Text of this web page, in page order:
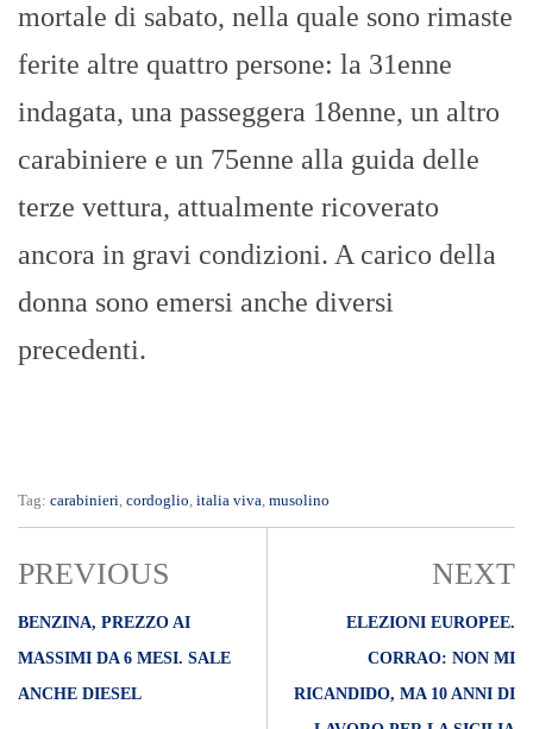
mortale di sabato, nella quale sono rimaste
ferite altre quattro persone: la 31enne
indagata, una passeggera 18enne, un altro
carabiniere e un 75enne alla guida delle
terze vettura, attualmente ricoverato
ancora in gravi condizioni. A carico della
donna sono emersi anche diversi
precedenti.
Tag: carabinieri, cordoglio, italia viva, musolino
PREVIOUS
BENZINA, PREZZO AI
MASSIMI DA 6 MESI. SALE
ANCHE DIESEL
NEXT
ELEZIONI EUROPEE.
CORRAO: NON MI
RICANDIDO, MA 10 ANNI DI